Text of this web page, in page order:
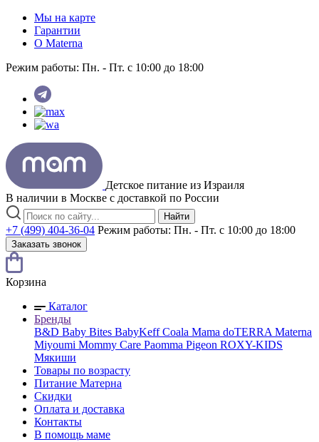
Мы на карте
Гарантии
O Materna
Режим работы: Пн. - Пт. с 10:00 до 18:00
Детское питание из Израиля
В наличии в Москве с доставкой по России
Найти
+7 (499) 404-36-04 Режим работы: Пн. - Пт. с 10:00 до 18:00
Заказать звонок
Корзина
Каталог
Бренды
B&D Baby Bites BabyKeffCoala Mama doTERRA Materna
Miyoumi Mommy Care Paomma Pigeon ROXY-KIDS
Мякиши
Товары по возрасту
Питание Матерна
Скидки
Оплата и доставка
Контакты
В помощь маме